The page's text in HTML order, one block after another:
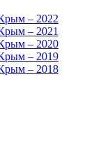
– 2022
– 2021
– 2020
– 2019
– 2018